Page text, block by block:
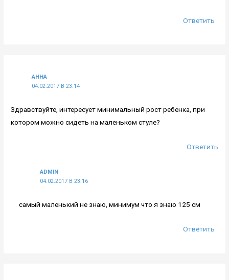
Ответить
АННА
04.02.2017 В 23:14
Здравствуйте, интересует минимальный рост ребенка, при
котором можно сидеть на маленьком стуле?
Ответить
ADMIN
04.02.2017 В 23:16
самый маленький не знаю, минимум что я знаю 125 см
Ответить